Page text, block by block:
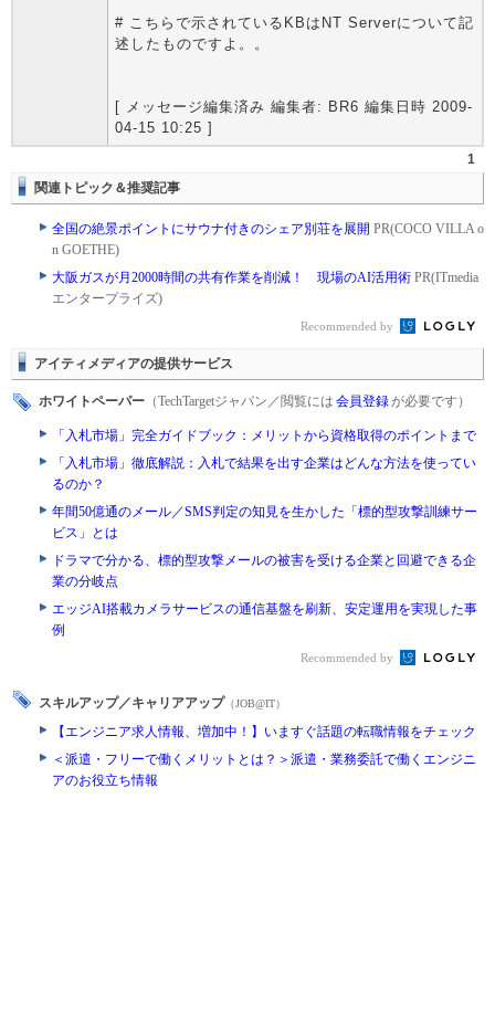
# こちらで示されているKBはNT Serverについて記
述したものですよ。。
[ メッセージ編集済み 編集者: BR6 編集日時 2009-
04-15 10:25 ]
1
関連トピック＆推奨記事
全国の絶景ポイントにサウナ付きのシェア別荘を展開 PR(COCO VILLA o
n GOETHE)
大阪ガスが月2000時間の共有作業を削減！ 現場のAI活用術 PR(ITmedia
エンタープライズ)
Recommended by
アイティメディアの提供サービス
ホワイトペーパー （TechTargetジャパン／閲覧には 会員登録が必要です）
「入札市場」完全ガイドブック：メリットから資格取得のポイントまで
「入札市場」徹底解説：入札で結果を出す企業はどんな方法を使ってい
るのか？
年間50億通のメール／SMS判定の知見を生かした「標的型攻撃訓練サー
ビス」とは
ドラマで分かる、標的型攻撃メールの被害を受ける企業と回避できる企
業の分岐点
エッジAI搭載カメラサービスの通信基盤を刷新、安定運用を実現した事
例
Recommended by
スキルアップ／キャリアアップ （JOB@IT）
【エンジニア求人情報、増加中！】いますぐ話題の転職情報をチェック
＜派遣・フリーで働くメリットとは？＞派遣・業務委託で働くエンジニ
アのお役立ち情報